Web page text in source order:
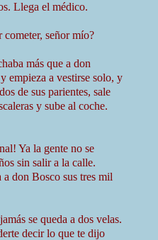
Llega el médico.
cometer, señor mío?
más que a don
empieza a vestirse solo, y
de sus parientes, sale
y sube al coche.
Ya la gente no se
sin salir a la calle.
a don Bosco sus tres mil
se queda a dos velas.
decir lo que te dijo